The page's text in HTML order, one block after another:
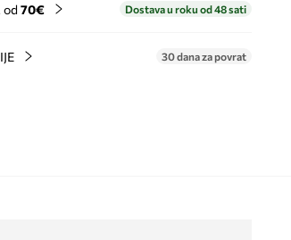
od 70€ Dostava u roku od 48 sati
30 dana za povrat